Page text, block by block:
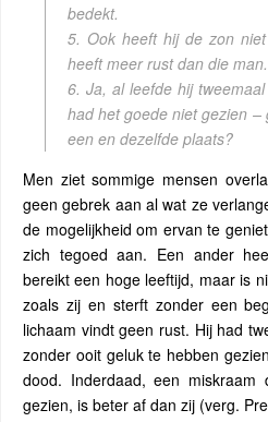
bedekt.
5. Ook heeft hij de zon
heeft meer rust dan die man.
6. Ja, al leefde hij
had het goede niet gezien –
een en dezelfde plaats?
Men ziet sommige mensen
geen gebrek aan al wat ze
de mogelijkheid om ervan te
zich tegoed aan. Een ander
bereikt een hoge leeftijd, maar is
zoals zij en sterft zonder een
lichaam vindt geen rust. Hij had
zonder ooit geluk te hebben
dood. Inderdaad, een
gezien, is beter af dan zij (verg.